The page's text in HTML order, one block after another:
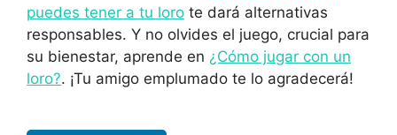
puedes tener a tu loro te dará alternativas
responsables. Y no olvides el juego, crucial para
su bienestar, aprende en ¿Cómo jugar con un
loro?. ¡Tu amigo emplumado te lo agradecerá!